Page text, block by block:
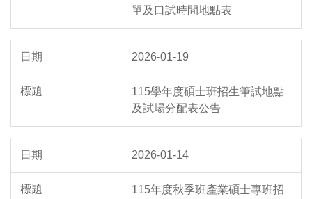
單及口試時間地點表
2026-01-19
115學年度碩士班招生筆試地點
及試場分配表公告
2026-01-14
115年度秋季班產業碩士專班招